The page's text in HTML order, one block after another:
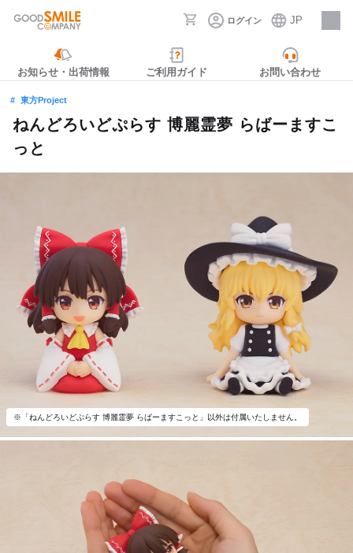
ログイン JP
採用情報
お知らせ・出荷情報 ご利用ガイド お問い合わせ
東方Project
ねんどろいどぷらす 博麗霊夢 らばーますこ
っと
※「ねんどろいどぷらす 博麗霊夢 らばーますこっと」以外は付属いたしません。